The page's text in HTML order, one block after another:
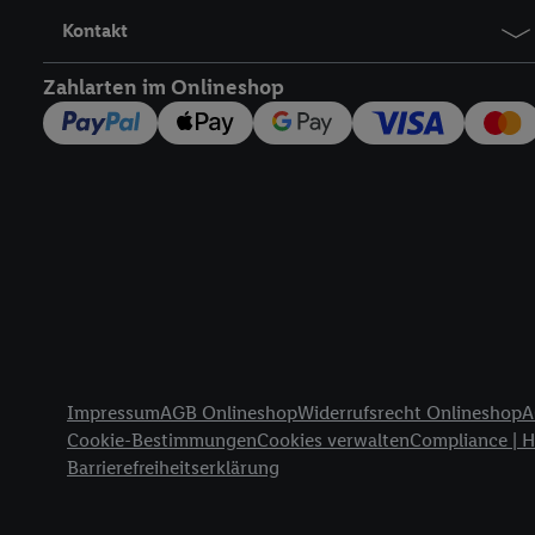
Kontakt
Zahlarten im Onlineshop
ImpressumAGB OnlineshopWiderrufsrecht Onlineshop
Cookie-BestimmungenCookies verwaltenCompliance |
Barrierefreiheitserklärung
widerrufen - jederzeit
Telekommunikations-
die Lidl-Dienste)
Durch einen Klick auf
„Zustimmen“
genannten Partner
Unter
nachfolgend
Gewährleistung der
Anzeige von
Messung des Erfolgs
Technologie für